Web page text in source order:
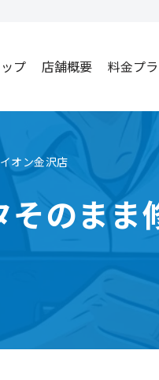
ップ 店舗概要 料金プ
オン金沢店
のまま